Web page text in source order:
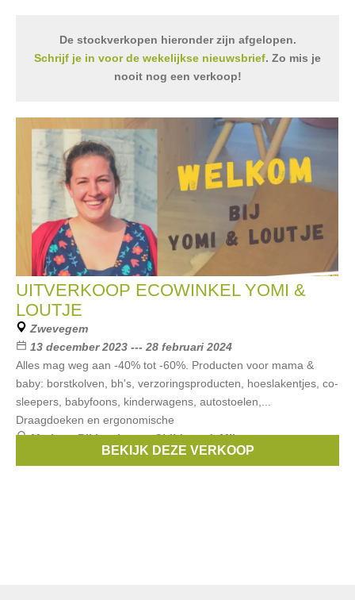
De stockverkopen hieronder zijn afgelopen.
Schrijf je in voor de wekelijkse nieuwsbrief. Zo mis je
nooit nog een verkoop!
UITVERKOOP ECOWINKEL YOMI &
LOUTJE
Zwevegem
13 december 2023 --- 28 februari 2024
Alles mag weg aan -40% tot -60%. Producten voor mama &
baby: borstkolven, bh's, verzoringsproducten, hoeslakentjes, co-
sleepers, babyfoons, kinderwagens, autostoelen,...
Draagdoeken en ergonomische
Merken:Bikkembergs,Childwood,Milestone,peppa,
Caroline Mampay, ...
BEKIJK DEZE VERKOOP